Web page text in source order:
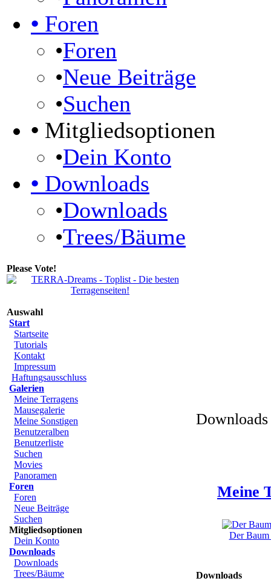
• Foren
•Foren
•Neue Beiträge
•Suchen
• Mitgliedsoptionen
•Dein Konto
• Downloads
•Downloads
•Trees/Bäume
Please Vote!
Auswahl
Start
Startseite
Tutorials
Kontakt
Impressum
Haftungsausschluss
Galerien
Meine Terragens
Mausegalerie
Meine Sonstigen
Benutzeralben
Benutzerliste
Suchen
Movies
Panoramen
Foren
Foren
Neue Beiträge
Suchen
Mitgliedsoptionen
Dein Konto
Downloads
Downloads
Trees/Bäume
Downloads
Meine
Der
Downloads